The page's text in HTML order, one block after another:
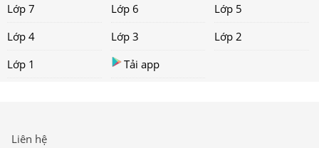
Lớp 7
Lớp 6
Lớp 5
Lớp 4
Lớp 3
Lớp 2
Lớp 1
Tải app
Liên hệ